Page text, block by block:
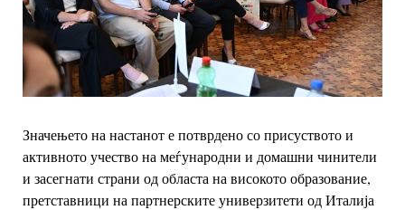
Значењето на настанот е потврденосо присуството и
активното учество на меѓународни и домашни чинители
и засегнати страни од областа на високото образование,
претставници на партнерскитеуниверзитети од Италија